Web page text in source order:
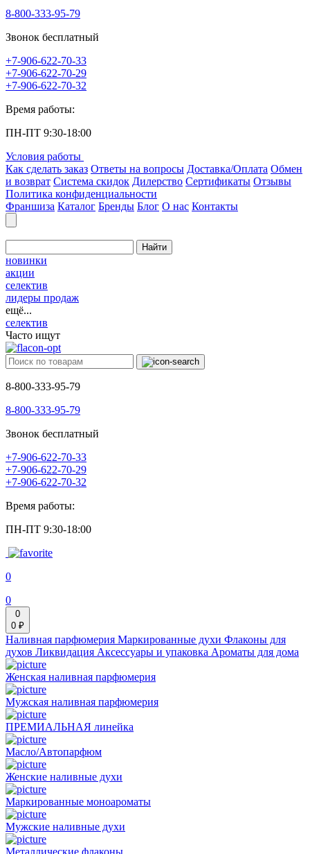
8-800-333-95-79
Звонок бесплатный
+7-906-622-70-33
+7-906-622-70-29
+7-906-622-70-32
Время работы:
ПН-ПТ 9:30-18:00
Условия работы
Как сделать заказ Ответы на вопросы Доставка/Оплата Обмен
и возврат Система скидок Дилерство Сертификаты Отзывы
Политика конфиденциальности
Франшиза Каталог Бренды Блог О нас Контакты
Найти
новинки
акции
селектив
лидеры продаж
ещё...
селектив
Часто ищут
8-800-333-95-79
8-800-333-95-79
Звонок бесплатный
+7-906-622-70-33
+7-906-622-70-29
+7-906-622-70-32
Время работы:
ПН-ПТ 9:30-18:00
0
0
0
0 ₽
Наливная парфюмерия Маркированные духи Флаконы для
духов Ликвидация Аксессуары и упаковка Ароматы для дома
Женская наливная парфюмерия
Мужская наливная парфюмерия
ПРЕМИАЛЬНАЯ линейка
Масло/Автопарфюм
Женские наливные духи
Маркированные моноароматы
Мужские наливные духи
Металлические флаконы